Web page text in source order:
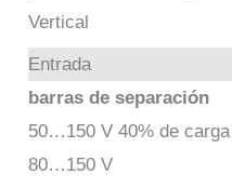
Vertical
Entrada
barras de separación
50…150 V 40% de carga
80…150 V